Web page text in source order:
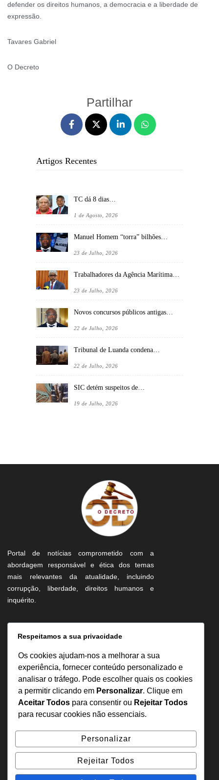
defender os direitos humanos, a democracia e a liberdade de
expressão.
Tavares Gabriel
O Decreto
Partilhar
Artigos Recentes
TC dá 8 dias…
1 de Agosto, 2026
Manuel Homem “torra” bilhões…
23 de Julho, 2026
Trabalhadores da Agência Marítima…
23 de Julho, 2026
Novos concursos públicos antigas…
22 de Julho, 2026
Tribunal de Luanda condena…
22 de Julho, 2026
SIC detém suspeitos de…
19 de Julho, 2026
Portal de notícias comprometido com a
abordagem responsável e ética dos temas
mais relevantes da atualidade, incluindo
corrupção, liberdade, direitos humanos e
inquérito.
Informação
Sobre Nós
Estatuto Editorial
Inquérito
Denuncia
Política de Privacidade
Contactos
+244 957 277 922
denuncia@odecreto.com
Respeitamos a sua privacidade
Os cookies ajudam-nos a melhorar a sua
experiência, fornecer conteúdo personalizado e
analisar o tráfego. Pode escolher quais os cookies
a permitir clicando em Personalizar. Clique em
Aceitar Todos para consentir ou Rejeitar Todos
para recusar cookies não essenciais.
Personalizar
Rejeitar Todos